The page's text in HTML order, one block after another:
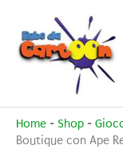
contenuto
Home - Shop -
Boutique con Ape